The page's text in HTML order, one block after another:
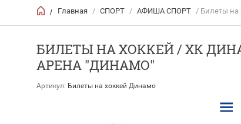
/ Главная / СПОРТ / АФИША СПОРТ / Билеты на
БИЛЕТЫ НА ХОККЕЙ / ХК
АРЕНА "ДИНАМО"
Артикул: Билеты на хоккей Динамо